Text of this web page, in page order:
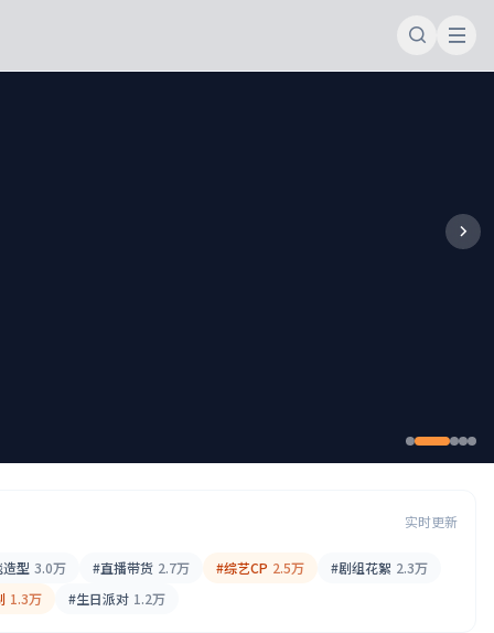
实时更新
型 3.0万 #直播带货 2.7万 #综艺CP 2.5万 #剧组花絮 2.3万
1.3万 #生日派对 1.2万